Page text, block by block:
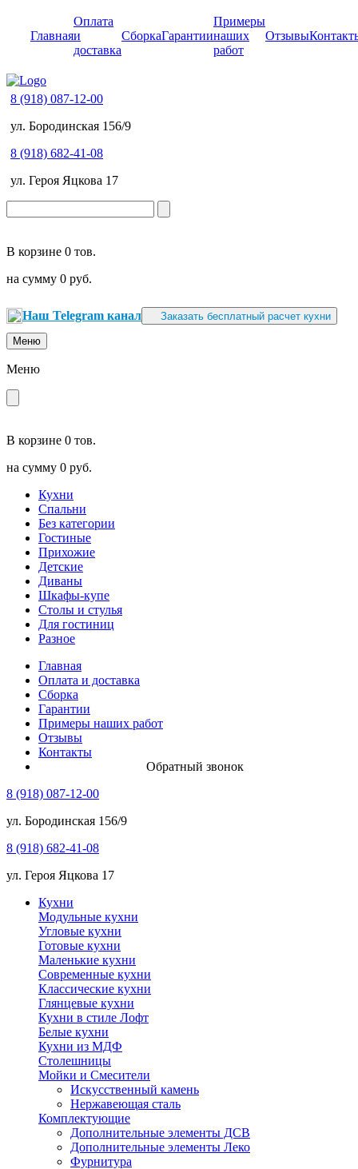
Главная
Оплата
и
доставка
СборкаГарантии
Примеры
наших
работ
Отзывы
8 (918) 087-12-00
ул. Бородинская 156/9
8 (918) 682-41-08
ул. Героя Яцкова 17
В корзине 0 тов.
на сумму 0 руб.
Наш Telegram канал Заказать бесплатный расчет кухни
Меню
Меню
В корзине 0 тов.
на сумму 0 руб.
Кухни
Спальни
Без категории
Гостиные
Прихожие
Детские
Диваны
Шкафы-купе
Столы и стулья
Для гостиниц
Разное
Главная
Оплата и доставка
Сборка
Гарантии
Примеры наших работ
Отзывы
Контакты
Обратный звонок
8 (918) 087-12-00
ул. Бородинская 156/9
8 (918) 682-41-08
ул. Героя Яцкова 17
Кухни
Модульные кухни
Угловые кухни
Готовые кухни
Маленькие кухни
Современные кухни
Классические кухни
Глянцевые кухни
Кухни в стиле Лофт
Белые кухни
Кухни из МДФ
Столешницы
Мойки и Смесители
Искусственный камень
Нержавеющая сталь
Комплектующие
Дополнительные элементы ДСВ
Дополнительные элементы Леко
Фурнитура